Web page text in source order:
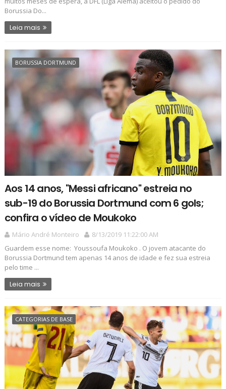
Borussia Do...
Leia mais
BORUSSIA DORTMUND
Aos 14 anos, "Messi africano" estreia no
sub-19 do Borussia Dortmund com 6 gols;
confira o vídeo de Moukoko
Mário André Monteiro
8/13/2019 11:22:00 AM
Guardem esse nome: Youssoufa Moukoko . O jovem atacante do
Borussia Dortmund tem apenas 14 anos de idade e fez sua estreia
pelo time ...
Leia mais
CATEGORIAS DE BASE